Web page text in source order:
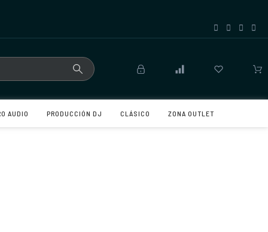
AUDIO PRODUCCIÓN DJ CLÁSICO ZONA OUTLET